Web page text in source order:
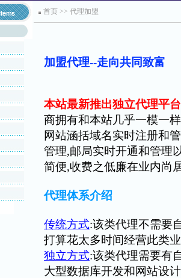
首页 >> 代理加盟
加盟代理--走向共同致富
本站最新推出独立代理平台
商拥有和本站几乎一模一
网站涵括域名实时注册和
管理,邮局实时开通和管理
简便,收费之低廉在业内尚
代理体系介绍
传统方式:该类代理不需要
打算花太多时间经营此类
独立方式:该类代理需要有
大型数据库开发和网站设